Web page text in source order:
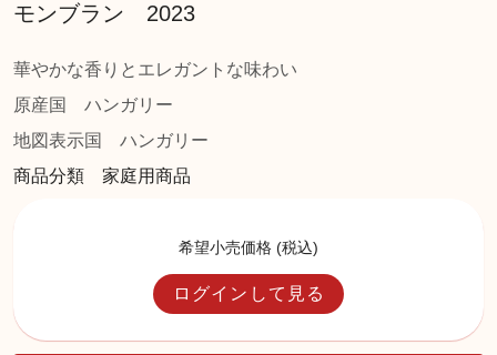
モンブラン 2023
華やかな香りとエレガントな味わい
原産国
ハンガリー
地図表示国
ハンガリー
商品分類 家庭用商品
希望小売価格 (税込)
ログインして見る